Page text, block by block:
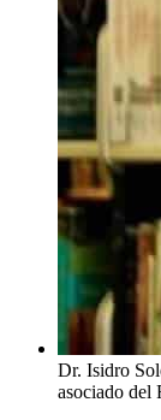
Dr. Isidro
asociado del